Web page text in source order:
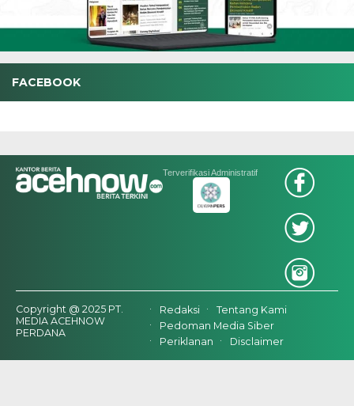
FACEBOOK
Terverifikasi Administratif
Copyright @ 2025 PT.
MEDIA ACEHNOW
PERDANA
Redaksi
Tentang Kami
Pedoman Media Siber
Periklanan
Disclaimer